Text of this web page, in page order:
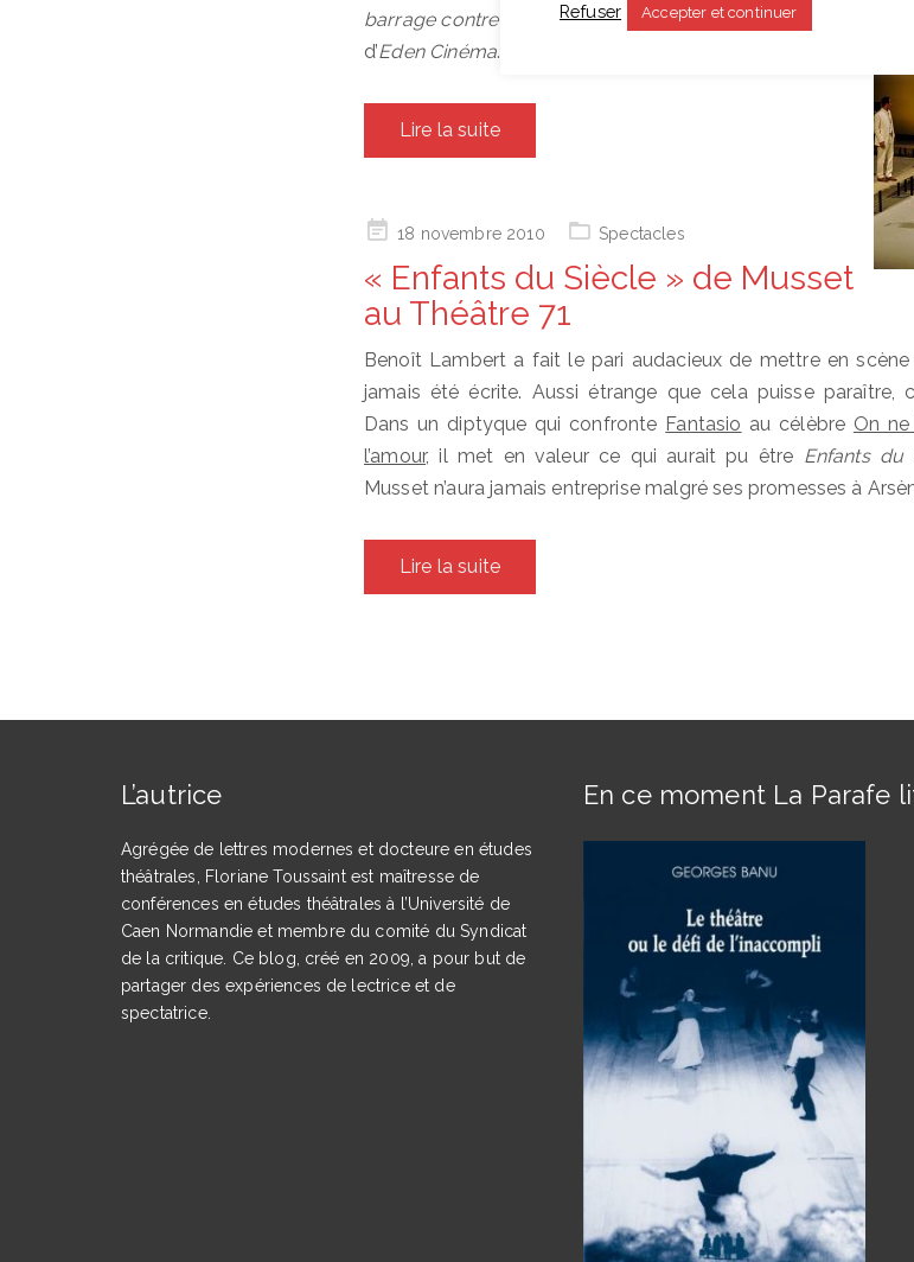
barrage contre le Pacifiquepour le théâtre, sous le titre
d’Eden Cinéma.…
Lire la suite
Posted18 novembre 2010 Spectacles
« Enfants du Siècle » de Musset
au Théâtre 71
Benoît Lambert a fait le pari audacieux de mettre en scène
jamais été écrite. Aussi étrange que cela puisse paraître,
Dans un diptyque qui confronte Fantasio au célèbre On
l’amour, il met en valeur ce qui aurait pu être Enfants du
Musset n’aura jamais entreprise malgré ses promesses à
Lire la suite
L’autrice
Agrégée de lettres modernes et docteure en études
théâtrales, Floriane Toussaint est maîtresse de
conférences en études théâtrales à l’Université de
Caen Normandie et membre du comité du Syndicat
de la critique. Ce blog, créé en 2009, a pour but de
partager des expériences de lectrice et de
spectatrice.
En ce moment La Parafe
Refuser Accepter et continuer